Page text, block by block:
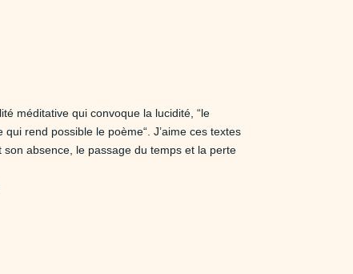
méditative qui convoque la lucidité, “le
rend possible le poème“. J’aime ces textes
son absence, le passage du temps et la perte